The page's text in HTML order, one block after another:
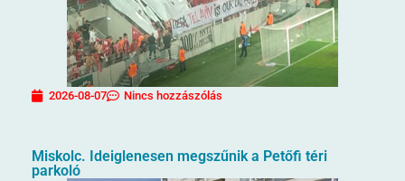
2026-08-07 Nincs hozzászólás
Miskolc. Ideiglenesen megszűnik a Petőfi téri
parkoló